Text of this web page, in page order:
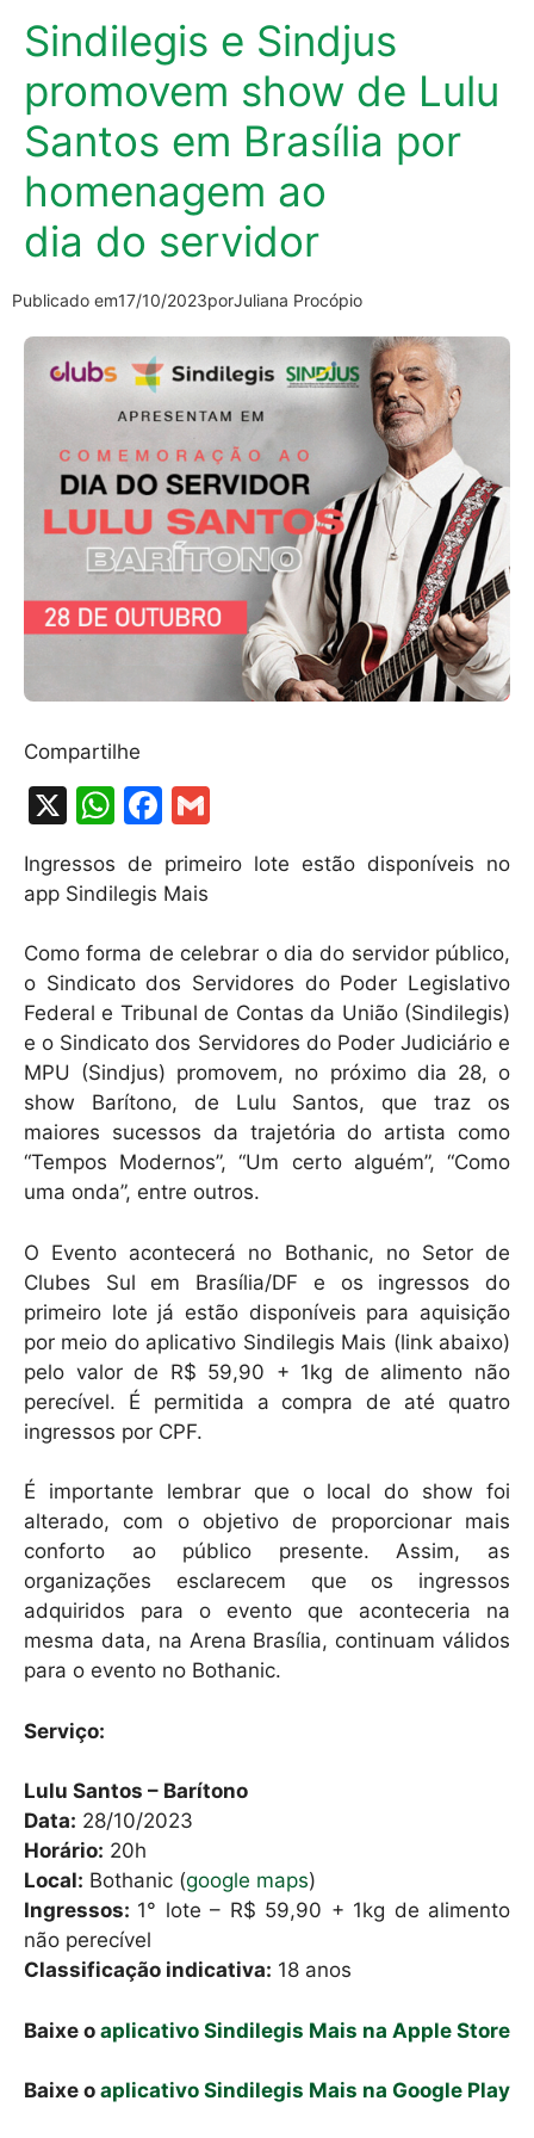
Sindilegis e Sindjus
promovem show de Lulu
Santos em Brasília por
homenagem ao
dia do servidor
Publicado em17/10/2023porJuliana Procópio
Compartilhe
X
W
h
at
s
A
p
p
F
c
b
o
o
k
m
ai
Ingressos de primeiro lote estão disponíveis no
app Sindilegis Mais
Como forma de celebrar o dia do servidor público,
o Sindicato dos Servidores do Poder Legislativo
Federal e Tribunal de Contas da União (Sindilegis)
e o Sindicato dos Servidores do Poder Judiciário e
MPU (Sindjus) promovem, no próximo dia 28, o
show Barítono, de Lulu Santos, que traz os
maiores sucessos da trajetória do artista como
“Tempos Modernos”, “Um certo alguém”, “Como
uma onda”, entre outros.
O Evento acontecerá no Bothanic, no Setor de
Clubes Sul em Brasília/DF e os ingressos do
primeiro lote já estão disponíveis para aquisição
por meio do aplicativo Sindilegis Mais (link abaixo)
pelo valor de R$ 59,90 + 1kg de alimento não
perecível. É permitida a compra de até quatro
ingressos por CPF.
É importante lembrar que o local do show foi
alterado, com o objetivo de proporcionar mais
conforto ao público presente. Assim, as
organizações esclarecem que os ingressos
adquiridos para o evento que aconteceria na
mesma data, na Arena Brasília, continuam válidos
para o evento no Bothanic.
Serviço:
Lulu Santos – Barítono
Data: 28/10/2023
Horário: 20h
Local: Bothanic (google maps)
Ingressos: 1° lote – R$ 59,90 + 1kg de alimento
não perecível
Classificação indicativa: 18 anos
Baixe o aplicativo Sindilegis Mais na Apple Store
Baixe o aplicativo Sindilegis Mais na Google Play